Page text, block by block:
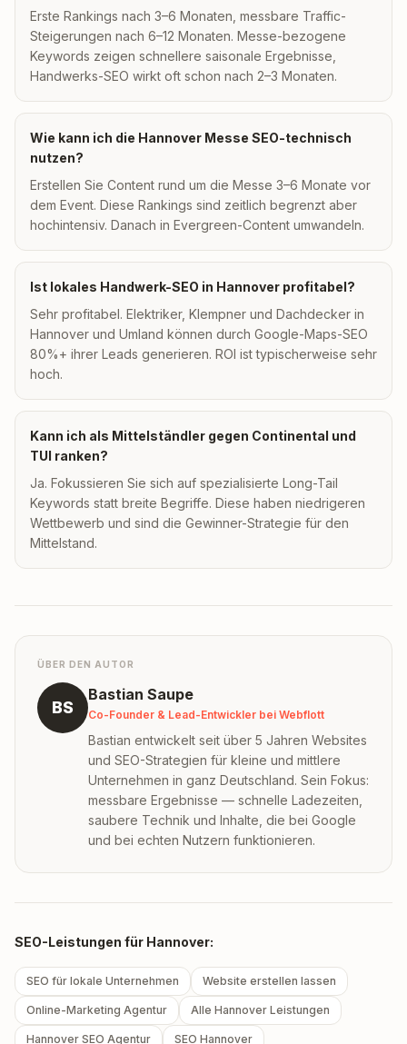
Erste Rankings nach 3–6 Monaten, messbare Traffic-
Steigerungen nach 6–12 Monaten. Messe-bezogene
Keywords zeigen schnellere saisonale Ergebnisse,
Handwerks-SEO wirkt oft schon nach 2–3 Monaten.
Wie kann ich die Hannover Messe SEO-technisch
nutzen?
Erstellen Sie Content rund um die Messe 3–6 Monate vor
dem Event. Diese Rankings sind zeitlich begrenzt aber
hochintensiv. Danach in Evergreen-Content umwandeln.
Ist lokales Handwerk-SEO in Hannover profitabel?
Sehr profitabel. Elektriker, Klempner und Dachdecker in
Hannover und Umland können durch Google-Maps-SEO
80%+ ihrer Leads generieren. ROI ist typischerweise sehr
hoch.
Kann ich als Mittelständler gegen Continental und
TUI ranken?
Ja. Fokussieren Sie sich auf spezialisierte Long-Tail
Keywords statt breite Begriffe. Diese haben niedrigeren
Wettbewerb und sind die Gewinner-Strategie für den
Mittelstand.
ÜBER DEN AUTOR
BS
Bastian Saupe
Co-Founder & Lead-Entwickler bei Webflott
Bastian entwickelt seit über 5 Jahren Websites
und SEO-Strategien für kleine und mittlere
Unternehmen in ganz Deutschland. Sein Fokus:
messbare Ergebnisse — schnelle Ladezeiten,
saubere Technik und Inhalte, die bei Google
und bei echten Nutzern funktionieren.
SEO-Leistungen für Hannover:
SEO für lokale Unternehmen Website erstellen lassen
Online-Marketing Agentur Alle Hannover Leistungen
Hannover SEO Agentur SEO Hannover